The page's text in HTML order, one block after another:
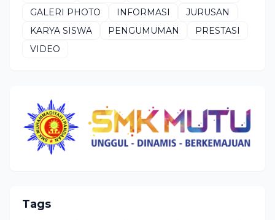
GALERI PHOTO
INFORMASI
JURUSAN
KARYA SISWA
PENGUMUMAN
PRESTASI
VIDEO
Tags